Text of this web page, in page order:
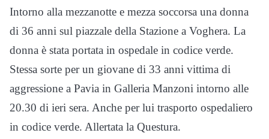
Intorno alla mezzanotte e mezza soccorsa una donna
di 36 anni sul piazzale della Stazione a Voghera. La
donna è stata portata in ospedale in codice verde.
Stessa sorte per un giovane di 33 anni vittima di
aggressione a Pavia in Galleria Manzoni intorno alle
20.30 di ieri sera. Anche per lui trasporto ospedaliero
in codice verde. Allertata la Questura.